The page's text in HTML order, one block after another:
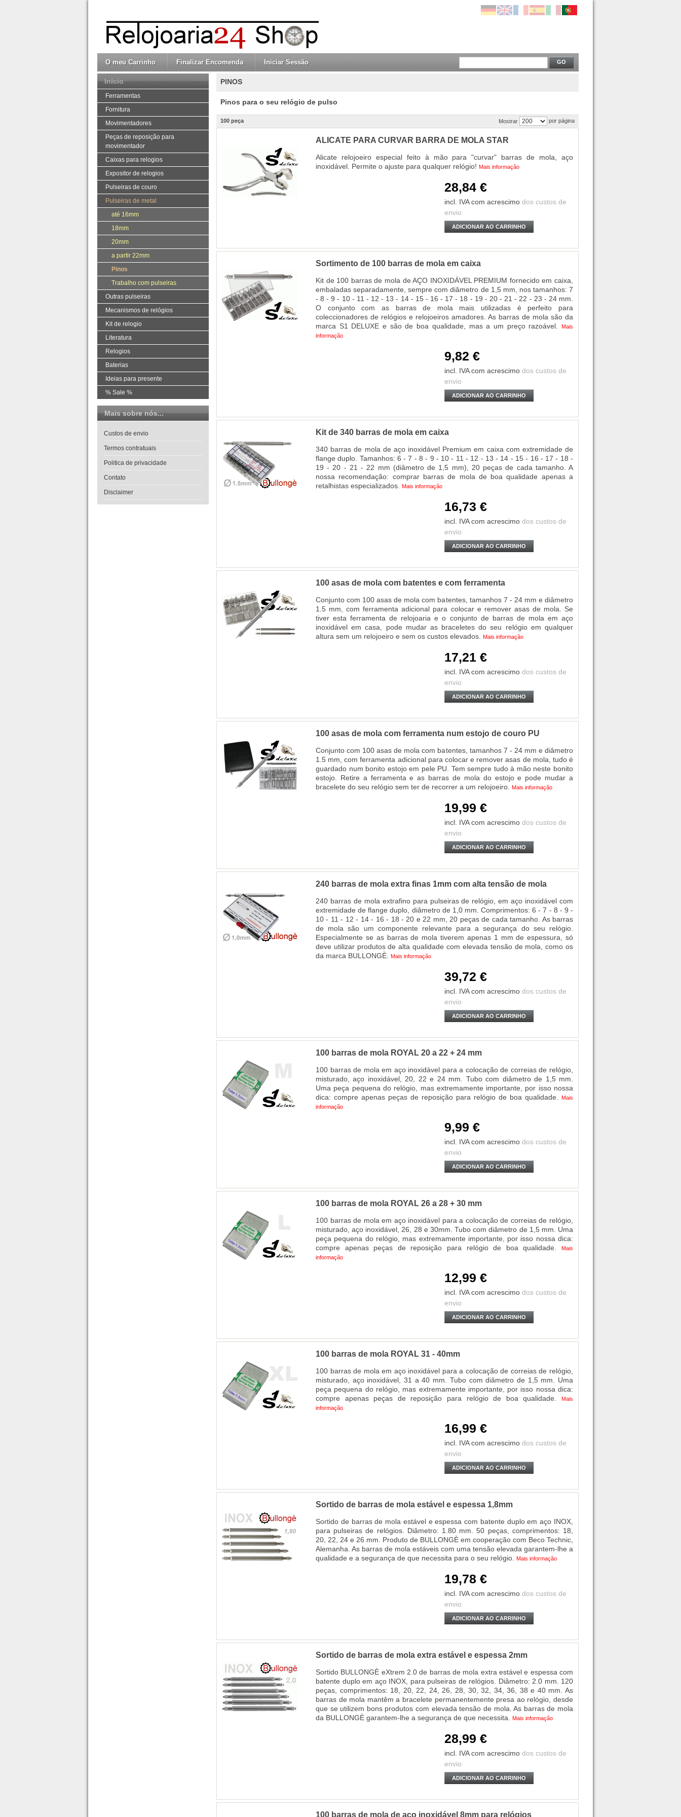
O meu Carrinho Finalizar Encomenda Iniciar Sessão GO
PINOS
Pinos para o seu relógio de pulso
100 peça Mostrar por página
ALICATE PARA CURVAR BARRA DE MOLA STAR
Alicate relojoeiro especial feito à mão para "curvar" barras de mola, aço
inoxidável. Permite o ajuste para qualquer relógio! Mais informação
28,84 €
incl. IVA com acrescimo dos custos de
envio
ADICIONAR AO CARRINHO
Sortimento de 100 barras de mola em caixa
Kit de 100 barras de mola de AÇO INOXIDÁVEL PREMIUM fornecido em caixa,
embaladas separadamente, sempre com diâmetro de 1,5 mm, nos tamanhos: 7
- 8 - 9 - 10 - 11 - 12 - 13 - 14 - 15 - 16 - 17 - 18 - 19 - 20 - 21 - 22 - 23 - 24 mm.
O conjunto com as barras de mola mais utilizadas é perfeito para
coleccionadores de relógios e relojoeiros amadores. As barras de mola são da
marca S1 DELUXE e são de boa qualidade, mas a um preço razoável.
Mais
informação
9,82 €
incl. IVA com acrescimo dos custos de
envio
ADICIONAR AO CARRINHO
Kit de 340 barras de mola em caixa
340 barras de mola de aço inoxidável Premium em caixa com extremidade de
flange duplo. Tamanhos: 6 - 7 - 8 - 9 - 10 - 11 - 12 - 13 - 14 - 15 - 16 - 17 - 18 -
19 - 20 - 21 - 22 mm (diâmetro de 1,5 mm), 20 peças de cada tamanho. A
nossa recomendação: comprar barras de mola de boa qualidade apenas a
retalhistas especializados.
Mais informação
16,73 €
incl. IVA com acrescimo dos custos de
envio
ADICIONAR AO CARRINHO
100 asas de mola com batentes e com ferramenta
Conjunto com 100 asas de mola com batentes, tamanhos 7 - 24 mm e diâmetro
1.5 mm, com ferramenta adicional para colocar e remover asas de mola. Se
tiver esta ferramenta de relojoaria e o conjunto de barras de mola em aço
inoxidável em casa, pode mudar as braceletes do seu relógio em qualquer
altura sem um relojoeiro e sem os custos elevados.
Mais informação
17,21 €
incl. IVA com acrescimo dos custos de
envio
ADICIONAR AO CARRINHO
100 asas de mola com ferramenta num estojo de couro PU
Conjunto com 100 asas de mola com batentes, tamanhos 7 - 24 mm e diâmetro
1.5 mm, com ferramenta adicional para colocar e remover asas de mola, tudo é
guardado num bonito estojo em pele PU. Tem sempre tudo à mão neste bonito
estojo. Retire a ferramenta e as barras de mola do estojo e pode mudar a
bracelete do seu relógio sem ter de recorrer a um relojoeiro.
Mais informação
19,99 €
incl. IVA com acrescimo dos custos de
envio
ADICIONAR AO CARRINHO
240 barras de mola extra finas 1mm com alta tensão de mola
240 barras de mola extrafino para pulseiras de relógio, em aço inoxidável com
extremidade de flange duplo, diâmetro de 1,0 mm. Comprimentos: 6 - 7 - 8 - 9 -
10 - 11 - 12 - 14 - 16 - 18 - 20 e 22 mm, 20 peças de cada tamanho. As barras
de mola são um componente relevante para a segurança do seu relógio.
Especialmente se as barras de mola tiverem apenas 1 mm de espessura, só
deve utilizar produtos de alta qualidade com elevada tensão de mola, como os
da marca BULLONGÈ.
Mais informação
39,72 €
incl. IVA com acrescimo dos custos de
envio
ADICIONAR AO CARRINHO
100 barras de mola ROYAL 20 a 22 + 24 mm
100 barras de mola em aço inoxidável para a colocação de correias de relógio,
misturado, aço inoxidável, 20, 22 e 24 mm. Tubo com diâmetro de 1,5 mm.
Uma peça pequena do relógio, mas extremamente importante, por isso nossa
dica: compre apenas peças de reposição para relógio de boa qualidade.
Mais
informação
9,99 €
incl. IVA com acrescimo dos custos de
envio
ADICIONAR AO CARRINHO
100 barras de mola ROYAL 26 a 28 + 30 mm
100 barras de mola em aço inoxidável para a colocação de correias de relógio,
misturado, aço inoxidável, 26, 28 e 30mm. Tubo com diâmetro de 1,5 mm. Uma
peça pequena do relógio, mas extremamente importante, por isso nossa dica:
compre apenas peças de reposição para relógio de boa qualidade.
Mais
informação
12,99 €
incl. IVA com acrescimo dos custos de
envio
ADICIONAR AO CARRINHO
100 barras de mola ROYAL 31 - 40mm
100 barras de mola em aço inoxidável para a colocação de correias de relógio,
misturado, aço inoxidável, 31 a 40 mm. Tubo com diâmetro de 1,5 mm. Uma
peça pequena do relógio, mas extremamente importante, por isso nossa dica:
compre apenas peças de reposição para relógio de boa qualidade.
Mais
informação
16,99 €
incl. IVA com acrescimo dos custos de
envio
ADICIONAR AO CARRINHO
Sortido de barras de mola estável e espessa 1,8mm
Sortido de barras de mola estável e espessa com batente duplo em aço INOX,
para pulseiras de relógios. Diâmetro: 1.80 mm. 50 peças, comprimentos: 18,
20, 22, 24 e 26 mm. Produto de BULLONGÈ em cooperação com Beco Technic,
Alemanha. As barras de mola estáveis com uma tensão elevada garantem-lhe a
qualidade e a segurança de que necessita para o seu relógio.
Mais informação
19,78 €
incl. IVA com acrescimo dos custos de
envio
ADICIONAR AO CARRINHO
Sortido de barras de mola extra estável e espessa 2mm
Sortido BULLONGÈ eXtrem 2.0 de barras de mola extra estável e espessa com
batente duplo em aço INOX, para pulseiras de relógios. Diâmetro: 2.0 mm. 120
peças, comprimentos: 18, 20, 22, 24, 26, 28, 30, 32, 34, 36, 38 e 40 mm. As
barras de mola mantêm a bracelete permanentemente presa ao relógio, desde
que se utilizem bons produtos com elevada tensão de mola. As barras de mola
da BULLONGÈ garantem-lhe a segurança de que necessita.
Mais informação
28,99 €
incl. IVA com acrescimo dos custos de
envio
ADICIONAR AO CARRINHO
100 barras de mola de aço inoxidável 8mm para relógios
Início
Ferramentas
Fornitura
Movimentadores
Peças de reposição para
movimentador
Caixas para relogios
Expositor de relogios
Pulseiras de couro
Pulseiras de metal
até 16mm
18mm
20mm
a partir 22mm
Pinos
Trabalho com pulseiras
Outras pulseiras
Mecanismos de relógios
Kit de relogio
Literatura
Relogios
Baterias
Ideias para presente
% Sale %
Mais sobre nós...
Custos de envio
Termos contratuais
Politica de privacidade
Contato
Disclaimer